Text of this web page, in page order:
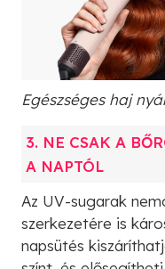
Egészséges haj
3. NE CSAK A
A NAPTÓL
Az UV-sugarak
szerkezetére is
napsütés